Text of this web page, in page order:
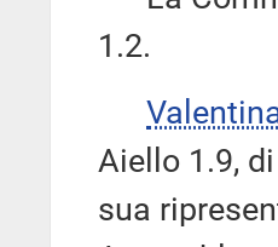
1.2.
Aiello 1.9,
sua